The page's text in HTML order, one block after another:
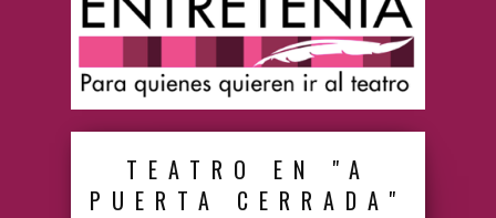
TEATRO EN "A
PUERTA CERRADA"